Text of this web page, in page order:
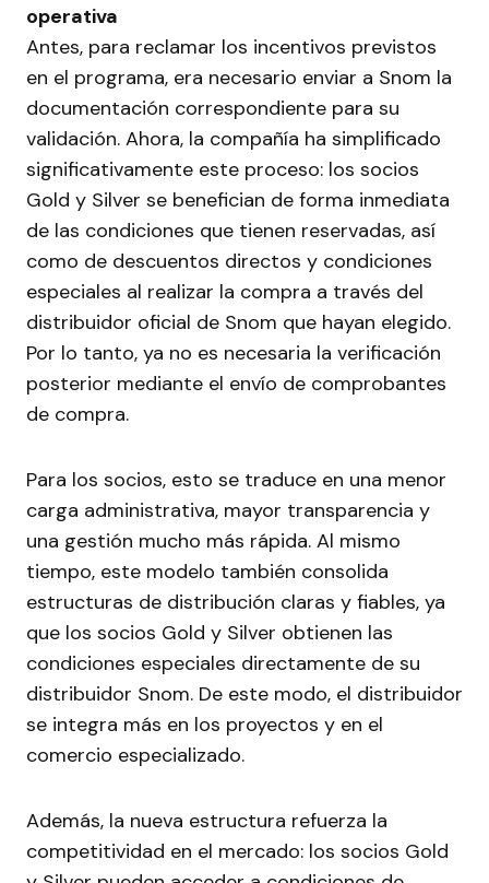
operativa
Antes, para reclamar los incentivos previstos
en el programa, era necesario enviar a Snom la
documentación correspondiente para su
validación. Ahora, la compañía ha simplificado
significativamente este proceso: los socios
Gold y Silver se benefician de forma inmediata
de las condiciones que tienen reservadas, así
como de descuentos directos y condiciones
especiales al realizar la compra a través del
distribuidor oficial de Snom que hayan elegido.
Por lo tanto, ya no es necesaria la verificación
posterior mediante el envío de comprobantes
de compra.
Para los socios, esto se traduce en una menor
carga administrativa, mayor transparencia y
una gestión mucho más rápida. Al mismo
tiempo, este modelo también consolida
estructuras de distribución claras y fiables, ya
que los socios Gold y Silver obtienen las
condiciones especiales directamente de su
distribuidor Snom. De este modo, el distribuidor
se integra más en los proyectos y en el
comercio especializado.
Además, la nueva estructura refuerza la
competitividad en el mercado: los socios Gold